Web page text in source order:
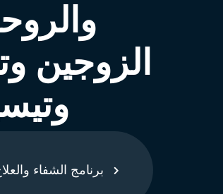
الزوجين
برنامج الشفاء